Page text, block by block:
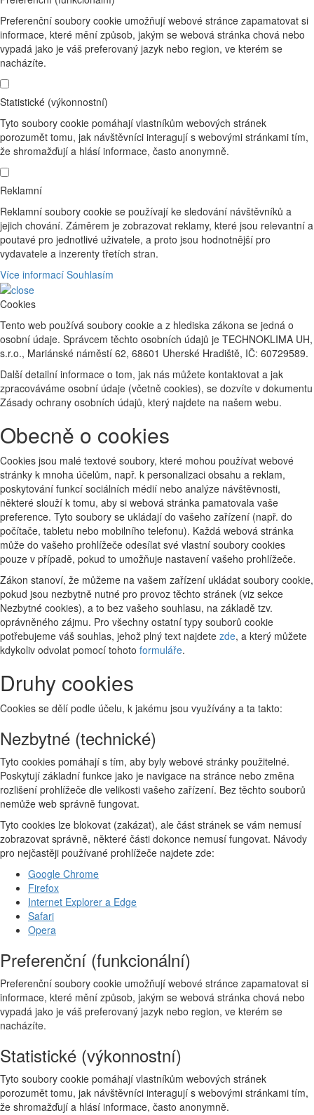
Preferenční soubory cookie umožňují webové stránce zapamatovat si
informace, které mění způsob, jakým se webová stránka chová nebo
vypadá jako je váš preferovaný jazyk nebo region, ve kterém se
nacházíte.
Statistické (výkonnostní)
Tyto soubory cookie pomáhají vlastníkům webových stránek
porozumět tomu, jak návštěvníci interagují s webovými stránkami tím,
že shromažďují a hlásí informace, často anonymně.
Reklamní
Reklamní soubory cookie se používají ke sledování návštěvníků a
jejich chování. Záměrem je zobrazovat reklamy, které jsou relevantní a
poutavé pro jednotlivé uživatele, a proto jsou hodnotnější pro
vydavatele a inzerenty třetích stran.
Více informací Souhlasím
Cookies
Tento web používá soubory cookie a z hlediska zákona se jedná o
osobní údaje. Správcem těchto osobních údajů je TECHNOKLIMA UH,
s.r.o., Mariánské náměstí 62, 68601 Uherské Hradiště, IČ: 60729589.
Další detailní informace o tom, jak nás můžete kontaktovat a jak
zpracováváme osobní údaje (včetně cookies), se dozvíte v dokumentu
Zásady ochrany osobních údajů, který najdete na našem webu.
Obecně o cookies
Cookies jsou malé textové soubory, které mohou používat webové
stránky k mnoha účelům, např. k personalizaci obsahu a reklam,
poskytování funkcí sociálních médií nebo analýze návštěvnosti,
některé slouží k tomu, aby si webová stránka pamatovala vaše
preference. Tyto soubory se ukládají do vašeho zařízení (např. do
počítače, tabletu nebo mobilního telefonu). Každá webová stránka
může do vašeho prohlížeče odesílat své vlastní soubory cookies
pouze v případě, pokud to umožňuje nastavení vašeho prohlížeče.
Zákon stanoví, že můžeme na vašem zařízení ukládat soubory cookie,
pokud jsou nezbytně nutné pro provoz těchto stránek (viz sekce
Nezbytné cookies), a to bez vašeho souhlasu, na základě tzv.
oprávněného zájmu. Pro všechny ostatní typy souborů cookie
potřebujeme váš souhlas, jehož plný text najdete zde, a který můžete
kdykoliv odvolat pomocí tohoto formuláře.
Druhy cookies
Cookies se dělí podle účelu, k jakému jsou využívány a ta takto:
Nezbytné (technické)
Tyto cookies pomáhají s tím, aby byly webové stránky použitelné.
Poskytují základní funkce jako je navigace na stránce nebo změna
rozlišení prohlížeče dle velikosti vašeho zařízení. Bez těchto souborů
nemůže web správně fungovat.
Tyto cookies lze blokovat (zakázat), ale část stránek se vám nemusí
zobrazovat správně, některé části dokonce nemusí fungovat. Návody
pro nejčastěji používané prohlížeče najdete zde:
Google Chrome
Firefox
Internet Explorer a Edge
Safari
Opera
Preferenční (funkcionální)
Preferenční soubory cookie umožňují webové stránce zapamatovat si
informace, které mění způsob, jakým se webová stránka chová nebo
vypadá jako je váš preferovaný jazyk nebo region, ve kterém se
nacházíte.
Statistické (výkonnostní)
Tyto soubory cookie pomáhají vlastníkům webových stránek
porozumět tomu, jak návštěvníci interagují s webovými stránkami tím,
že shromažďují a hlásí informace, často anonymně.